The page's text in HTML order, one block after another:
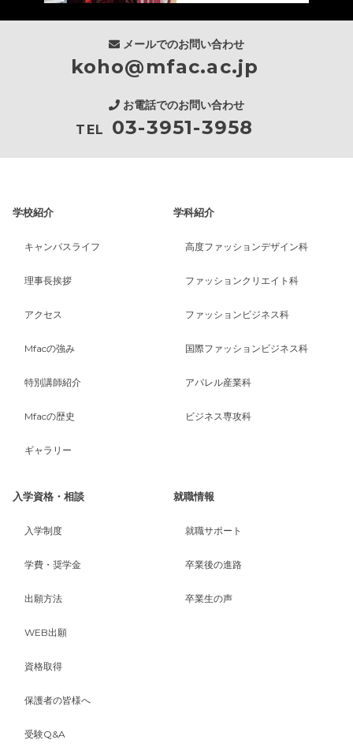
メールでのお問い合わせ
koho@mfac.ac.jp
お電話でのお問い合わせ
TEL 03-3951-3958
学校紹介
キャンパスライフ
理事長挨拶
アクセス
Mfacの強み
特別講師紹介
Mfacの歴史
ギャラリー
学科紹介
高度ファッションデザイン科
ファッションクリエイト科
ファッションビジネス科
国際ファッションビジネス科
アパレル産業科
ビジネス専攻科
入学資格・相談
入学制度
学費・奨学金
出願方法
WEB出願
資格取得
保護者の皆様へ
受験Q&A
就職情報
就職サポート
卒業後の進路
卒業生の声